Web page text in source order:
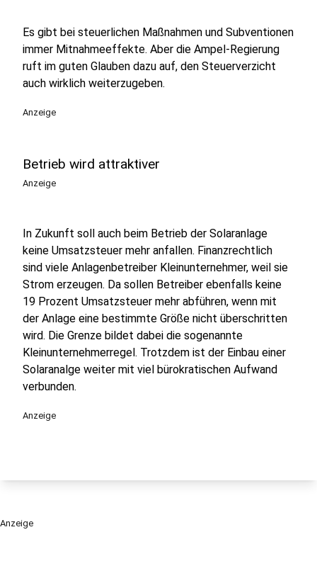
Es gibt bei steuerlichen Maßnahmen und Subventionen
immer Mitnahmeeffekte. Aber die Ampel-Regierung
ruft im guten Glauben dazu auf, den Steuerverzicht
auch wirklich weiterzugeben.
Anzeige
Betrieb wird attraktiver
Anzeige
In Zukunft soll auch beim Betrieb der Solaranlage
keine Umsatzsteuer mehr anfallen. Finanzrechtlich
sind viele Anlagenbetreiber Kleinunternehmer, weil sie
Strom erzeugen. Da sollen Betreiber ebenfalls keine
19 Prozent Umsatzsteuer mehr abführen, wenn mit
der Anlage eine bestimmte Größe nicht überschritten
wird. Die Grenze bildet dabei die sogenannte
Kleinunternehmerregel. Trotzdem ist der Einbau einer
Solaranalge weiter mit viel bürokratischen Aufwand
verbunden.
Anzeige
Anzeige